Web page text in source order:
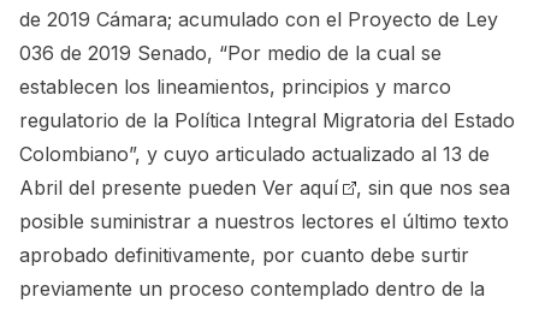
de 2019 Cámara; acumulado con el Proyecto de Ley
036 de 2019 Senado, “Por medio de la cual se
establecen los lineamientos, principios y marco
regulatorio de la Política Integral Migratoria del Estado
Colombiano”, y cuyo articulado actualizado al 13 de
Abril del presente pueden Ver aquí
, sin que nos sea
posible suministrar a nuestros lectores el último texto
aprobado definitivamente, por cuanto debe surtir
previamente un proceso contemplado dentro de la